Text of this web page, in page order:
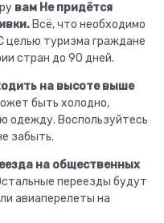
вам Не придётся
Всё, что необходимо
целью туризма граждане
стран до 90 дней.
на высоте выше
быть холодно,
одежду. Воспользуйтесь
забыть.
на общественных
переезды будут
авиаперелеты на